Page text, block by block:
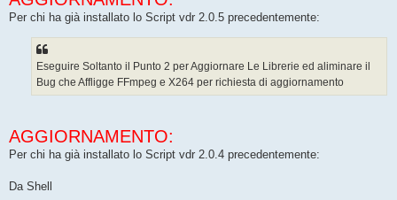
Per chi ha già installato lo Script vdr 2.0.5 precedentemente:
Eseguire Soltanto il Punto 2 per Aggiornare Le Librerie ed aliminare il
Bug che Affligge FFmpeg e X264 per richiesta di aggiornamento
AGGIORNAMENTO:
Per chi ha già installato lo Script vdr 2.0.4 precedentemente:
Da Shell